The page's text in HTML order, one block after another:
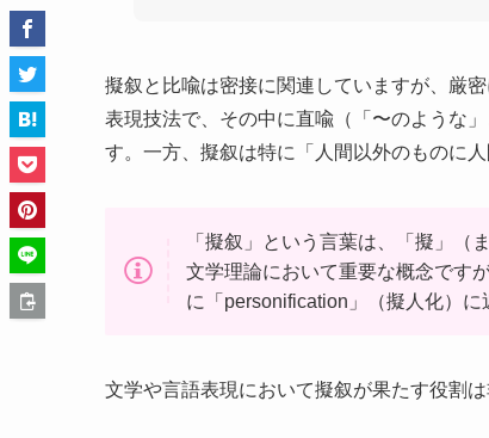
擬叙と比喩は密接に関連していますが、厳
表現技法で、その中に直喩（「〜のような
す。一方、擬叙は特に「人間以外のものに
「擬叙」という言葉は、「擬」（
文学理論において重要な概念です
に「personification」（擬人化）に
文学や言語表現において擬叙が果たす役割